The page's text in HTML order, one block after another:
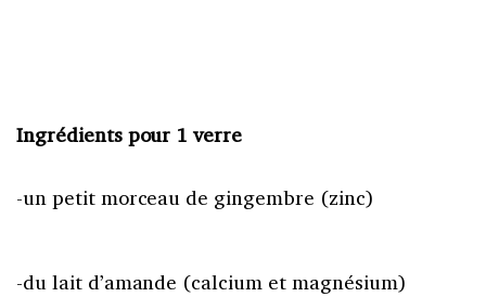
Ingrédients pour 1 verre
-un petit morceau de gingembre (zinc)
-du lait d’amande (calcium et magnésium)